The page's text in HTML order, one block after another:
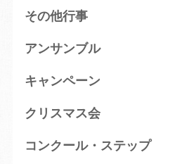
その他行事
アンサンブル
キャンペーン
クリスマス会
コンクール・ステップ